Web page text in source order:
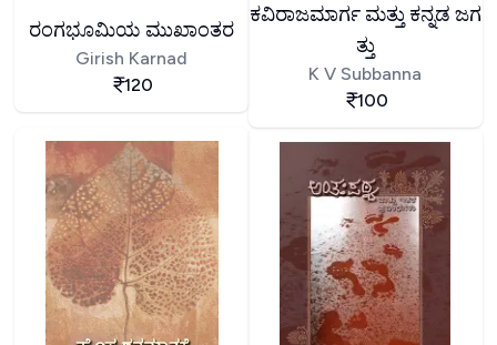
ರಂಗಭೂಮಿಯ ಮುಖಾಂತರ
Girish Karnad
120
ಕವಿರಾಜಮಾರ್ಗ ಮತ್ತು ಕನ್ನಡ ಜಗ
ತ್ತು
K V Subbanna
100